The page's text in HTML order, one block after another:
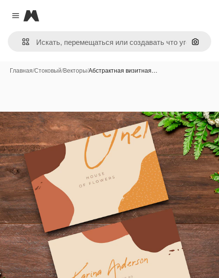
Close menu
Magnific
Поиск
Главная/Стоковый/Векторы/Абстрактная визитная…